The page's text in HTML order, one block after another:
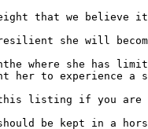
that we
she will
where she has
her to
listing if you are
be kept in a